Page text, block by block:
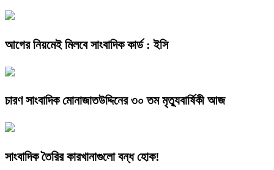
আগের নিয়মেই মিলবে সাংবাদিক কার্ড : ইসি
চারণ সাংবাদিক মোনাজাতউদ্দিনের ৩০ তম মৃত্যুবার্ষিকী আজ
সাংবাদিক তৈরির কারখানাগুলো বন্ধ হোক!